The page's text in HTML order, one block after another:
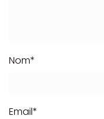
Nom*
Email*